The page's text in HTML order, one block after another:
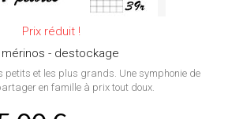
Prix réduit !
mérinos - destockage
petits et les plus grands. Une symphonie de
en famille à prix tout doux.